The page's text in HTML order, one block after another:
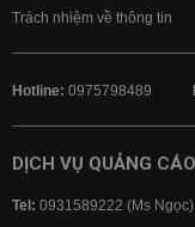
Trách nhiệm về thông tin
Hotline: 0975798489
DỊCH VỤ QUẢNG
Tel: 0931589222 (Ms Ngọc)